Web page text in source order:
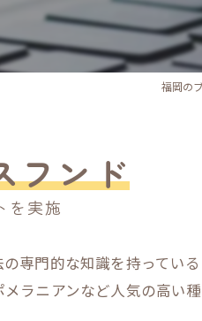
トイプー
福岡の
フンド
を実施
専門的な知識を持ってい
ラニアンなど人気の高い